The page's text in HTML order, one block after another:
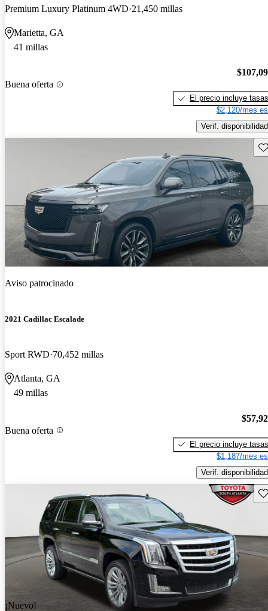
Premium Luxury Platinum 4WD 21,450 millas
Marietta, GA
41 millas
Buena oferta
El precio incluye tasas
$2,120/mes
Verif. disponibilidad
Aviso patrocinado
2021 Cadillac Escalade
Sport RWD 70,452 millas
Atlanta, GA
49 millas
Buena oferta
El precio incluye tasas
$1,187/mes
Verif. disponibilidad
¡Nuevo!